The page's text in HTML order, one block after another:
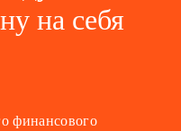
на себя
финансового